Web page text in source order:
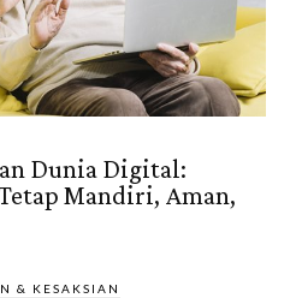
Dunia Digital:
Mandiri, Aman,
& KESAKSIAN